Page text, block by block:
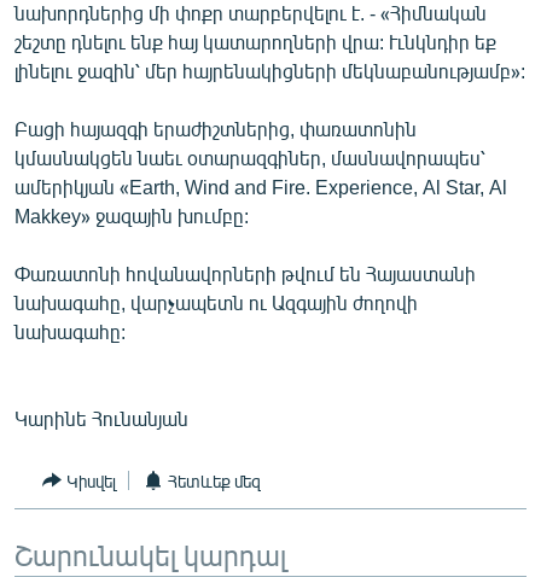
ՏԱՐԱԾԱՇՐՋԱՆ
ՄԻՋԱԶԳԱՅԻՆ
ՍՊՈՐՏ
ՄԵԿՆԱԲԱՆՈՒԹՅՈՒՆ
ԿՈՐՈՆԱՎԻՐՈՒՍ
ԱՐԽԻՎ
ԲԱՆԱՎԵՃ
Հայերեն
նախորդներից մի փոքր տարբերվելու է. - «Հիմնական
շեշտը դնելու ենք հայ կատարողների վրա: Ււնկնդիր եք
լինելու ջազին՝ մեր հայրենակիցների մեկնաբանությամբ»:
Բացի հայազգի երաժիշտներից, փառատոնին
կմասնակցեն նաեւ օտարազգիներ, մասնավորապես՝
ամերիկյան «Earth, Wind and Fire. Experience, Al Star, Al
Makkey» ջազային խումբը:
Փառատոնի հովանավորների թվում են Հայաստանի
նախագահը, վարչապետն ու Ազգային ժողովի
նախագահը:
Կարինե Հունանյան
Կիսվել Հետևեք մեզ
Շարունակել կարդալ